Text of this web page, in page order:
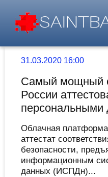
31.03.2020 16:00
Самый мощный
России
персональными
Облачная
аттестат
безопасности,
информационным
данных (ИСПДн)...